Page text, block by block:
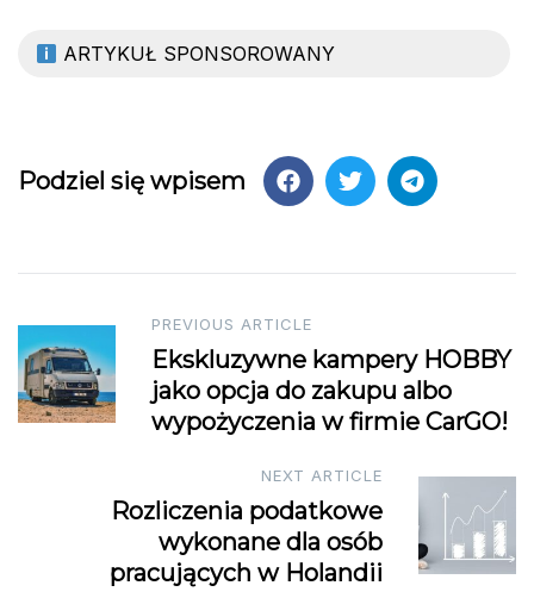
ARTYKUŁ SPONSOROWANY
Podziel się wpisem
Post
navigation
PREVIOUS ARTICLE
Ekskluzywne kampery HOBBY
jako opcja do zakupu albo
wypożyczenia w firmie CarGO!
NEXT ARTICLE
Rozliczenia podatkowe
wykonane dla osób
pracujących w Holandii